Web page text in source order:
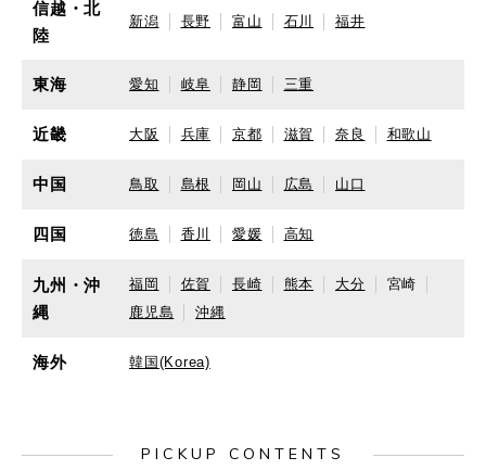
信越・北
陸
新潟 長野 富山 石川 福井
東海 愛知 岐阜 静岡 三重
近畿 大阪 兵庫 京都 滋賀 奈良 和歌山
中国 鳥取 島根 岡山 広島 山口
四国 徳島 香川 愛媛 高知
九州・沖
縄
福岡 佐賀 長崎 熊本 大分
宮崎
鹿児島
沖縄
海外 韓国(Korea)
PICKUP CONTENTS